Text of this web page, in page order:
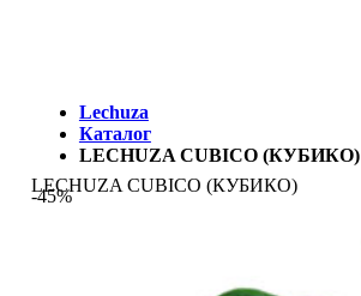
Lechuza
Каталог
LECHUZA CUBICO (КУБИКО)
LECHUZA CUBICO (КУБИКО)
-45%